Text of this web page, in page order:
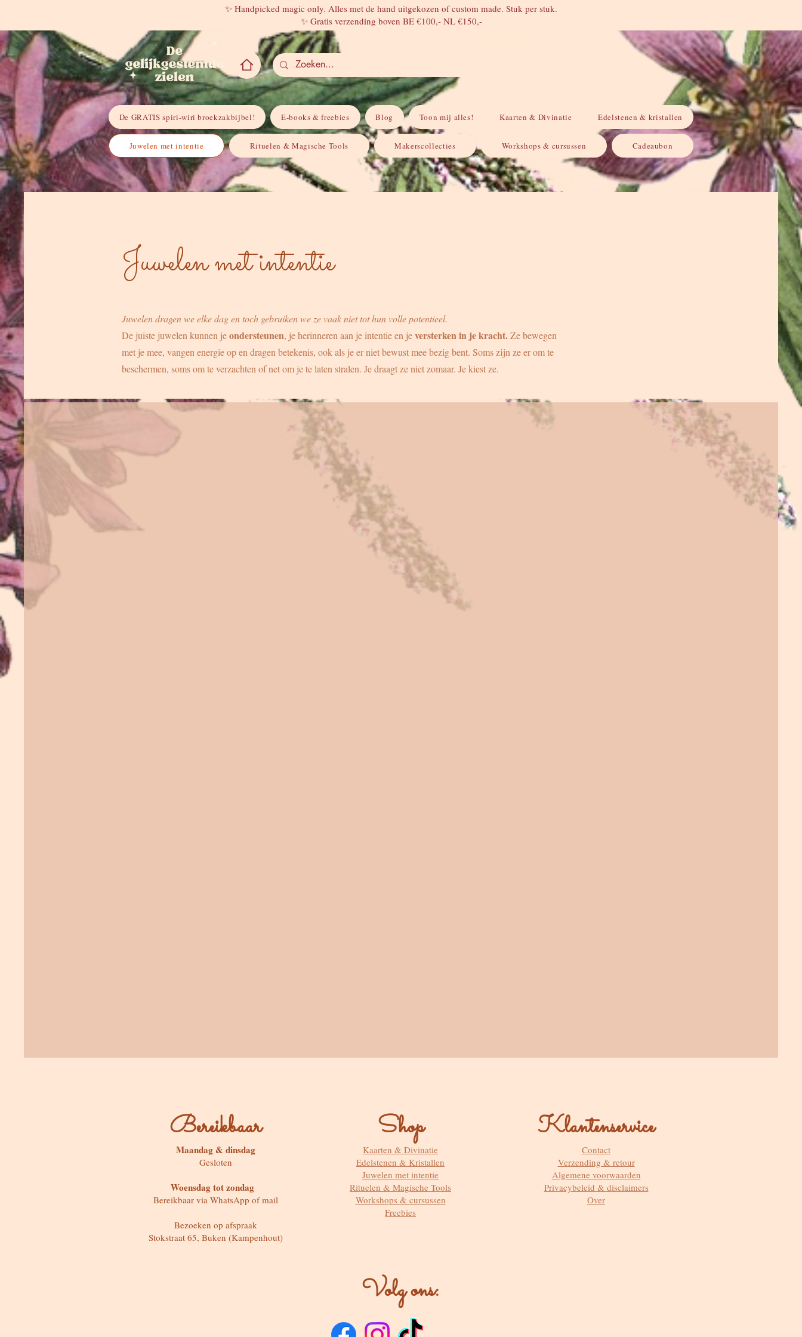
✨ Handpicked magic only. Alles met de hand uitgekozen of custom made. Stuk per stuk.
✨ Gratis verzending boven BE €100,- NL €150,-
De GRATIS spiri-wiri broekzakbijbel! E-books & freebies Blog Toon mij alles! Kaarten & Divinatie Edelstenen & kristallen
Juwelen met intentie Rituelen & Magische Tools Makerscollecties Workshops & cursussen Cadeaubon
Juwelen met intentie
Juwelen dragen we elke dag en toch gebruiken we ze vaak niet tot hun volle potentieel.
De juiste juwelen kunnen jeondersteunen, je herinneren aan je intentie en jeversterken in je kracht.Ze bewegen
met je mee, vangen energie op en dragen betekenis, ook als je er niet bewust mee bezig bent. Soms zijn ze er om te
beschermen, soms om te verzachten of net om je te laten stralen. Je draagt ze niet zomaar. Je kiest ze.
Bereikbaar
Maandag & dinsdag
Gesloten
Woensdag tot zondag
Bereikbaar via WhatsApp of mail
Bezoeken op afspraak
Stokstraat 65, Buken (Kampenhout)
Shop
Kaarten & Divinatie
Edelstenen & Kristallen
Juwelen met intentie
Rituelen & Magische Tools
Workshops & cursussen
Freebies
Klantenservice
Contact
Verzending & retour
Algemene voorwaarden
Privacybeleid & disclaimers
Over
Volg ons: